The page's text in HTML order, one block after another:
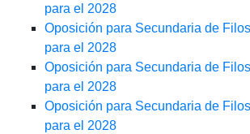
para el 2028
Oposición para Secundaria de
para el 2028
Oposición para Secundaria de
para el 2028
Oposición para Secundaria de
para el 2028